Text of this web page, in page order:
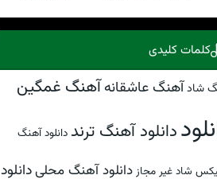
کلمات کلیدی
شادآهنگ عاشقانهآهنگ غمگین
دانلود آهنگ ترند دانلود آهنگ
شاد غیر مجاز دانلود آهنگ محلیدانلود